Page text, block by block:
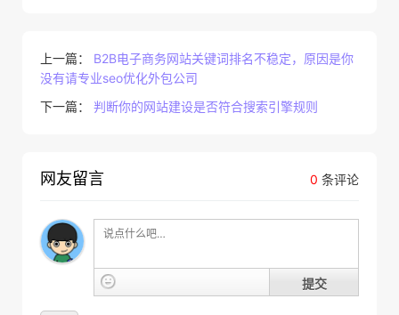
上一篇： B2B电子商务网站关键词排名不稳定，原因是你
没有请专业seo优化外包公司
下一篇： 判断你的网站建设是否符合搜索引擎规则
0 条评论
网友留言
提交